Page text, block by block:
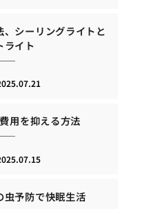
シーリングライトと
ライト
用を抑える方法
虫予防で快眠生活